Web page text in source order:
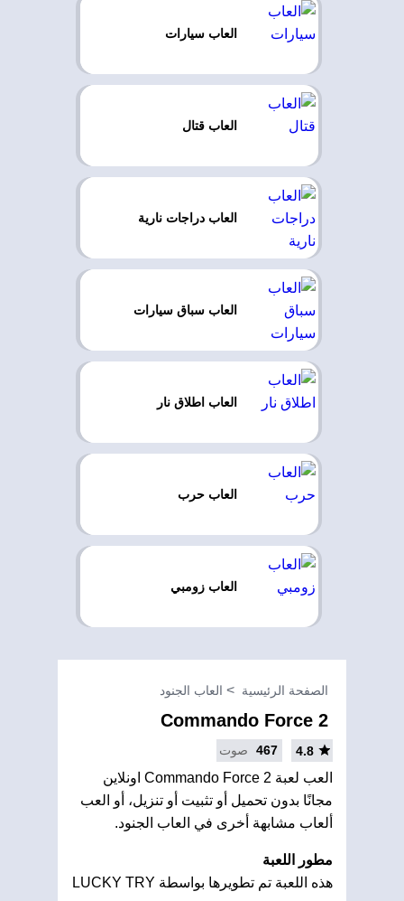
العاب سيارات
العاب قتال
العاب دراجات نارية
العاب سباق سيارات
العاب اطلاق نار
العاب حرب
العاب زومبي
الصفحة الرئيسية العاب الجنود
Commando Force 2
4.8
467 صوت
العب لعبة Commando Force 2 اونلاين
مجانًا بدون تحميل أو تثبيت أو تنزيل، أو العب
ألعاب مشابهة أخرى في العاب الجنود.
مطور اللعبة
هذه اللعبة تم تطويرها بواسطة LUCKY TRY